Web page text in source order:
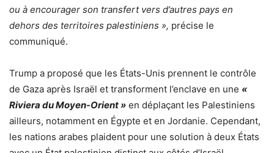
ou à encourager son transfert vers d’autres pays en
dehors des territoires palestiniens », précise le
communiqué.
Trump a proposé que les États-Unis prennent le contrôle
de Gaza après Israël et transforment l’enclave en une «
Riviera du Moyen-Orient » en déplaçant les Palestiniens
ailleurs, notamment en Égypte et en Jordanie. Cependant,
les nations arabes plaident pour une solution à deux États